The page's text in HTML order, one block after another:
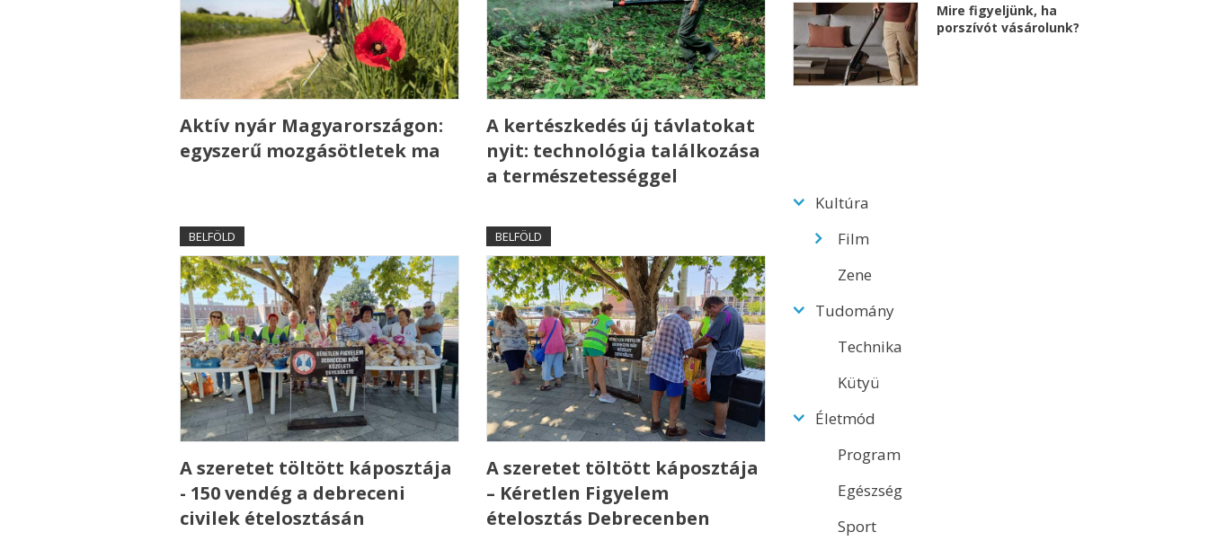
Aktív nyár Magyarországon:
egyszerű mozgásötletek ma
A kertészkedés új távlatokat
nyit: technológia találkozása
a természetességgel
BELFÖLD
A szeretet töltött káposztája
- 150 vendég a debreceni
civilek ételosztásán
BELFÖLD
A szeretet töltött káposztája
– Kéretlen Figyelem
ételosztás Debrecenben
Mire figyeljünk, ha
porszívót vásárolunk?
Kultúra
Film
Zene
Tudomány
Technika
Kütyü
Életmód
Program
Egészség
Sport